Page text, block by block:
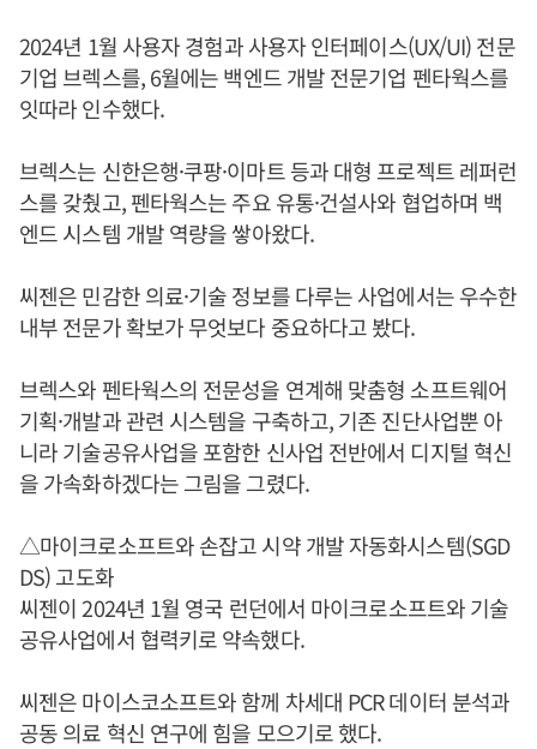
2024년 1월 사용자 경험과 사용자 인터페이스(UX/UI) 전문
기업 브렉스를, 6월에는 백엔드 개발 전문기업 펜타웍스를
잇따라 인수했다.
브렉스는 신한은행·쿠팡·이마트 등과 대형 프로젝트 레퍼런
스를 갖췄고, 펜타웍스는 주요 유통·건설사와 협업하며 백
엔드 시스템 개발 역량을 쌓아왔다.
씨젠은 민감한 의료·기술 정보를 다루는 사업에서는 우수한
내부 전문가 확보가 무엇보다 중요하다고 봤다.
브렉스와 펜타웍스의 전문성을 연계해 맞춤형 소프트웨어
기획·개발과 관련 시스템을 구축하고, 기존 진단사업뿐 아
니라 기술공유사업을 포함한 신사업 전반에서 디지털 혁신
을 가속화하겠다는 그림을 그렸다.
△마이크로소프트와 손잡고 시약 개발 자동화시스템(SGD
DS) 고도화
씨젠이 2024년 1월 영국 런던에서 마이크로소프트와 기술
공유사업에서 협력키로 약속했다.
씨젠은 마이스코소프트와 함께 차세대 PCR 데이터 분석과
공동 의료 혁신 연구에 힘을 모으기로 했다.